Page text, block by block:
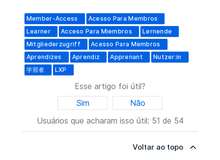
Member-Access
Acesso Para Membros
Learner
Acceso Para Miembros
Lernende
Mitgliederzugriff
Acesso Para Membros
Aprendizes
Aprendiz Apprenant
Nutzer:in
学習者
LXP
Esse artigo foi útil?
Sim
Não
Usuários que acharam isso útil: 51 de 54
Voltar ao topo